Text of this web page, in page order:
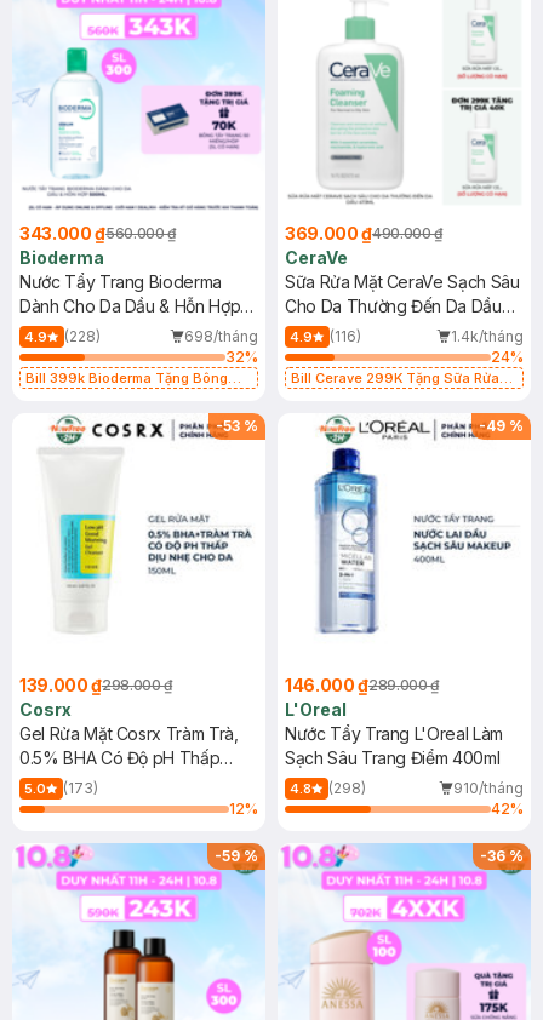
343.000 ₫560.000 ₫
Bioderma
Nước Tẩy Trang Bioderma
Dành Cho Da Dầu & Hỗn Hợp
500ml
4.9 (228)
698/tháng
32%
Bill 399k Bioderma Tặng Bông
369.000 ₫490.000 ₫
CeraVe
Sữa Rửa Mặt CeraVe Sạch Sâu
Cho Da Thường Đến Da Dầu
473ml
4.9 (116)
1.4k/tháng
24%
Bill Cerave 299K Tặng Sữa Rửa
-53 %
139.000 ₫298.000 ₫
Cosrx
Gel Rửa Mặt Cosrx Tràm Trà,
0.5% BHA Có Độ pH Thấp
150ml
5.0
(173)
12%
-49 %
146.000 ₫289.000 ₫
L'Oreal
Nước Tẩy Trang L'Oreal Làm
Sạch Sâu Trang Điểm 400ml
4.8 (298)
910/tháng
42%
-59% -36%